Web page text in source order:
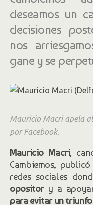
deseamos un
decisiones
nos
gane y se
Mauricio Macri apela
por Facebook.
Mauricio Macri,
Cambiemos,
redes sociales
opository a
para evitar un triunfo